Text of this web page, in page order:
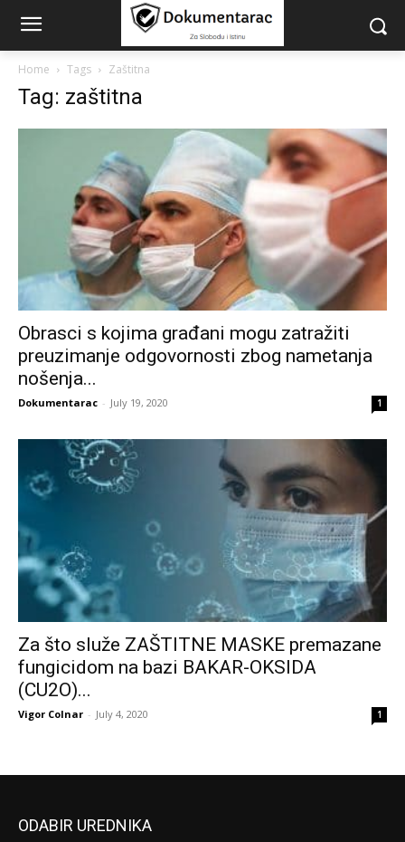
Home Tags Zaštitna
Tag: zaštitna
Obrasci s kojima građani mogu zatražiti
preuzimanje odgovornosti zbog nametanja
nošenja...
Dokumentarac - July 19, 2020 1
Za što služe ZAŠTITNE MASKE premazane
fungicidom na bazi BAKAR-OKSIDA
(CU2O)...
Vigor Colnar - July 4, 2020 1
ODABIR UREDNIKA